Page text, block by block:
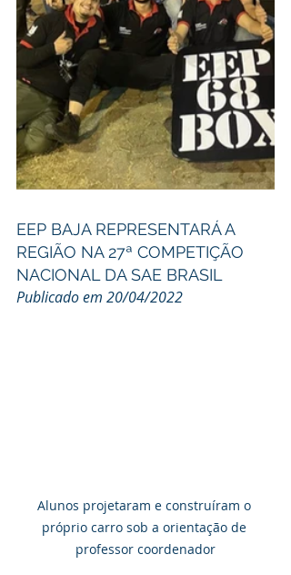
EEP BAJA REPRESENTARÁ A
REGIÃO NA 27ª COMPETIÇÃO
NACIONAL DA SAE BRASIL
Publicado em 20/04/2022
Alunos projetaram e construíram o
próprio carro sob a orientação de
professor coordenador